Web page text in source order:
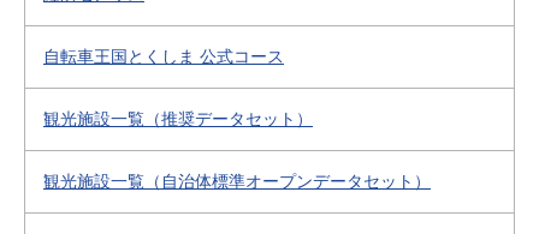
自転車王国とくしま 公式コース
観光施設一覧（推奨データセット）
観光施設一覧（自治体標準オープンデータセット）